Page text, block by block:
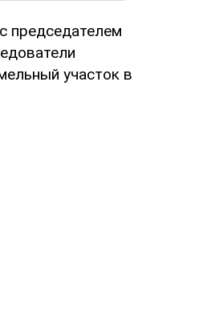
председателем
участок в